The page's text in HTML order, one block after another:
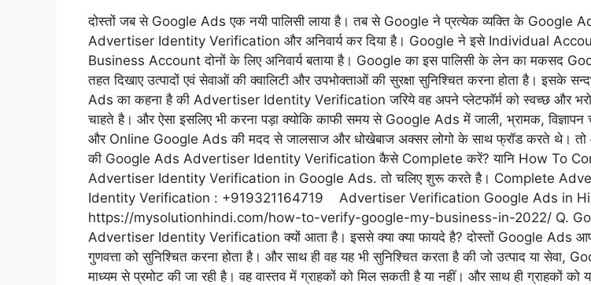
दोस्तों जब से Google Ads एक नयी पालिसी लाया है। तब से Google ने प्रत्येक व्यक्ति के Google
Advertiser Identity Verification और अनिवार्य कर दिया है। Google ने इसे Individual
Business Account दोनों के लिए अनिवार्य बताया है। Google का इस पालिसी के लेन का मकसद
तहत दिखाए उत्पादों एवं सेवाओं की क्वालिटी और उपभोक्ताओं की सुरक्षा सुनिश्चित करना होता है। इसके
Ads का कहना है की Advertiser Identity Verification जरिये वह अपने प्लेटफॉर्म को स्वच्छ और
चाहते है। और ऐसा इसलिए भी करना पड़ा क्योकि काफी समय से Google Ads में जाली, भ्रामक,
और Online Google Ads की मदद से जालसाज और धोखेबाज अक्सर लोगो के साथ फ्रॉड करते थे।
की Google Ads Advertiser Identity Verification कैसे Complete करें? यानि How To
Advertiser Identity Verification in Google Ads. तो चलिए शुरू करते है। Complete
Identity Verification : +919321164719 Advertiser Verification Google Ads in
https://mysolutionhindi.com/how-to-verify-google-my-business-in-2022/ Q.
Advertiser Identity Verification क्यों आता है। इससे क्या क्या फायदे है? दोस्तों Google Ads
गुणवत्ता को सुनिश्चित करना होता है। और साथ ही वह यह भी सुनिश्चित करता है की जो उत्पाद या सेवा,
माध्यम से प्रमोट की जा रही है। वह वास्तव में ग्राहकों को मिल सकती है या नहीं। और साथ ही ग्राहकों को